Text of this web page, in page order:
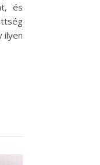
és
ilyen